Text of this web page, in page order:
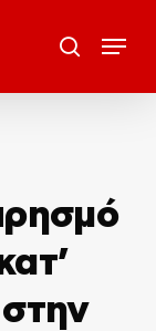
search
Menu